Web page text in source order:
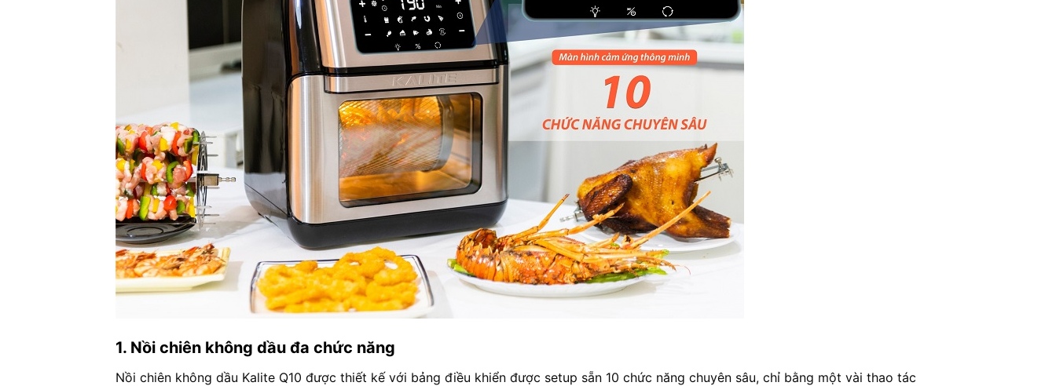
1. Nồi chiên không dầu đa chức năng
Nồi chiên không dầu Kalite Q10 được thiết kế với bảng điều khiển được setup sẵn 10 chức năng chuyên sâu, chỉ bằng một vài thao tác